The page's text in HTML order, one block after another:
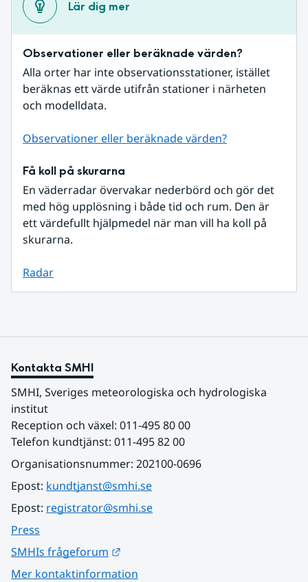
Lär dig mer
Observationer eller beräknade värden?
Alla orter har inte observationsstationer, istället
beräknas ett värde utifrån stationer i närheten
och modelldata.
Observationer eller beräknade värden?
Få koll på skurarna
En väderradar övervakar nederbörd och gör det
med hög upplösning i både tid och rum. Den är
ett värdefullt hjälpmedel när man vill ha koll på
skurarna.
Radar
Kontakta SMHI
SMHI, Sveriges meteorologiska och hydrologiska
institut
Reception och växel: 011-495 80 00
Telefon kundtjänst: 011-495 82 00
Organisationsnummer: 202100-0696
Epost: kundtjanst@smhi.se
Epost: registrator@smhi.se
Press
SMHIs frågeforum
Mer kontaktinformation